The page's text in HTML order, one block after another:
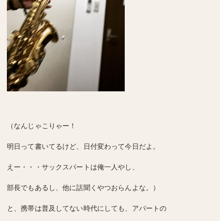
（なんじゃこりゃー！
明日って書いてるけど、日付変わって今日だよ。
えー・・・サックスパートは俺一人やし、
部長でもあるし、他に話聞くやつおらんよな。）
と、携帯は普及してない時代にしても、アパートの